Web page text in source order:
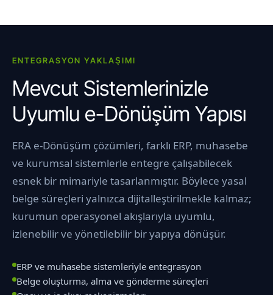
ENTEGRASYON YAKLAŞIMI
Mevcut Sistemlerinizle
Uyumlu e-Dönüşüm Yapısı
ERA e-Dönüşüm çözümleri, farklı ERP, muhasebe
ve kurumsal sistemlerle entegre çalışabilecek
esnek bir mimariyle tasarlanmıştır. Böylece yasal
belge süreçleri yalnızca dijitalleştirilmekle kalmaz;
kurumun operasyonel akışlarıyla uyumlu,
izlenebilir ve yönetilebilir bir yapıya dönüşür.
ERP ve muhasebe sistemleriyle entegrasyon
Belge oluşturma, alma ve gönderme süreçleri